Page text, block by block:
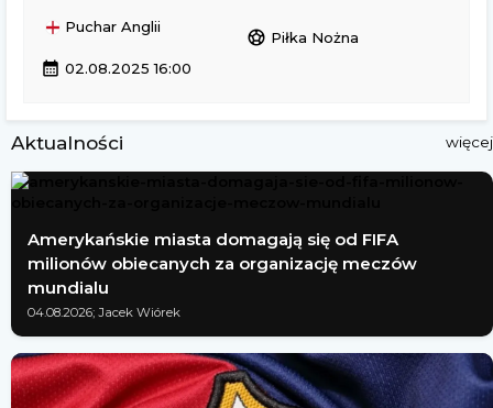
Puchar Anglii
sports_soccer Piłka Nożna
calendar_month 02.08.2025 16:00
Aktualności więcej
Amerykańskie miasta domagają się od FIFA
milionów obiecanych za organizację meczów
mundialu
04.08.2026; Jacek Wiórek